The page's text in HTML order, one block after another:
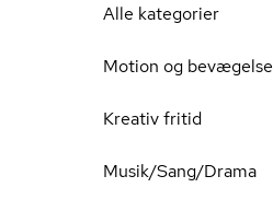
Alle kategorier
Motion og bevægelse
Kreativ fritid
Musik/Sang/Drama